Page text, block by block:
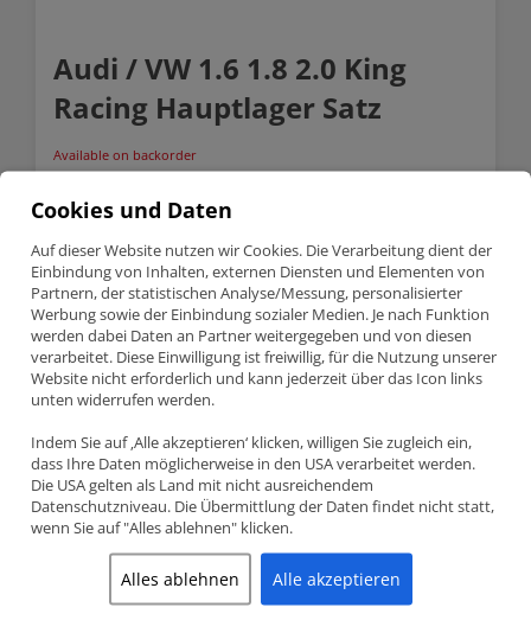
Audi / VW 1.6 1.8 2.0 King
Racing Hauptlager Satz
Available on backorder
/
VW
1.6
1.8
2.0
King
Racing
Hauptlager
Satz
quantity
SKU:MB5566XP-STD
Categories:Audi /VW,King Racing Lager,Lagerschalen
Description
Description
AUDI / VW 1.6 1.8 2.0 KING RACING
HAUPTLAGER SATZ
Teilenummer MB5566XP
Für 4 Zylinder Audi / VW A3, A4, A6, TT, 80, 90, 100 (1983-2001)
Motoren mit 50.60mm große Ende:
1.6 1.8 (incl. Turbo) 2.0 (9A, KR, PL, 3A, AFB, AGU, AEB, ANB,
Cookies und Daten
Auf dieser Website nutzen wir Cookies. Die Verarbeitung dient der
Einbindung von Inhalten, externen Diensten und Elementen von
Partnern, der statistischen Analyse/Messung, personalisierter
Werbung sowie der Einbindung sozialer Medien. Je nach Funktion
werden dabei Daten an Partner weitergegeben und von diesen
verarbeitet. Diese Einwilligung ist freiwillig, für die Nutzung unserer
Website nicht erforderlich und kann jederzeit über das Icon links
unten widerrufen werden.
Indem Sie auf ‚Alle akzeptieren‘ klicken, willigen Sie zugleich ein,
dass Ihre Daten möglicherweise in den USA verarbeitet werden.
Die USA gelten als Land mit nicht ausreichendem
Datenschutzniveau. Die Übermittlung der Daten findet nicht statt,
wenn Sie auf "Alles ablehnen" klicken.
Alles ablehnen Alle akzeptieren